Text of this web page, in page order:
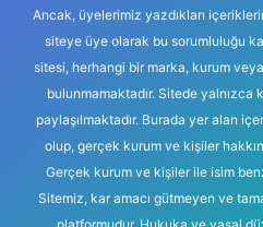
Ancak, üyelerimiz yazdıkları
siteye üye olarak bu sorumluluğu
sitesi, herhangi bir marka, kurum
bulunmamaktadır. Sitede yalnızca
paylaşılmaktadır. Burada yer alan
olup, gerçek kurum ve kişiler
Gerçek kurum ve kişiler ile isim
Sitemiz, kar amacı gütmeyen ve